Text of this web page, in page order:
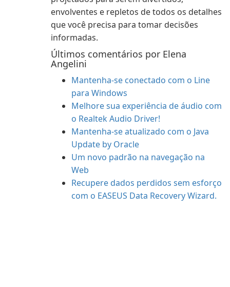
envolventes e repletos de todos os detalhes
que você precisa para tomar decisões
informadas.
Últimos comentários por Elena
Angelini
Mantenha-se conectado com o Line
para Windows
Melhore sua experiência de áudio com
o Realtek Audio Driver!
Mantenha-se atualizado com o Java
Update by Oracle
Um novo padrão na navegação na
Web
Recupere dados perdidos sem esforço
com o EASEUS Data Recovery Wizard.